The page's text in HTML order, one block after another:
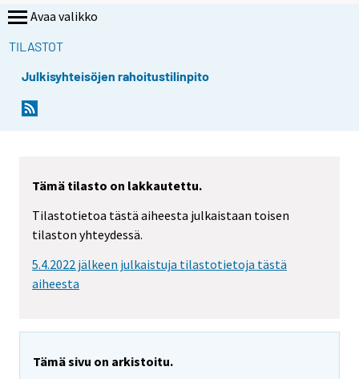
Avaa valikko
TILASTOT
Julkisyhteisöjen rahoitustilinpito
Tämä tilasto on lakkautettu.
Tilastotietoa tästä aiheesta julkaistaan toisen
tilaston yhteydessä.
5.4.2022 jälkeen julkaistuja tilastotietoja tästä
aiheesta
Tämä sivu on arkistoitu.